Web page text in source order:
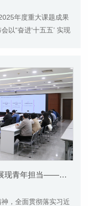
年度重大课题成果
以“奋进‘十五五’ 实现
深学细悟全会精神要义 研以致用展现青年担当——市社科院青年理论学习小组集中学习党的二十届四中全会精神
，全面贯彻落实习近